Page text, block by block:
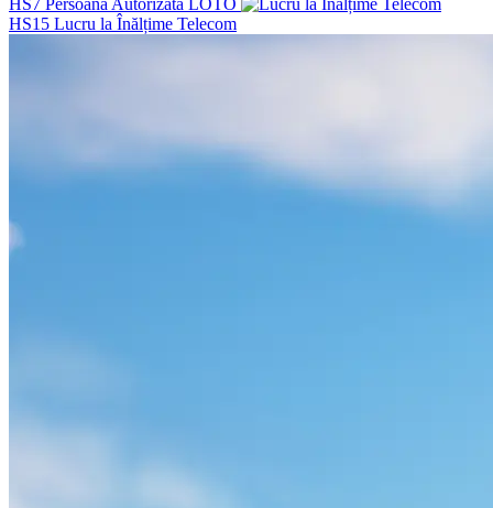
HS7 Persoana Autorizata LOTO
HS15 Lucru la Înălțime Telecom